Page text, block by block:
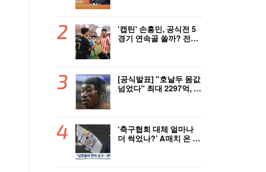
와 법정 공방 나선다
'캡틴' 손흥민, 공식전 5
경기 연속골 쏠까? 전반
1 전반 종료
[공식발표] "호날두 몸값
넘었다" 최대 2297억, 초
다..."구단 역사상 가장
비싼 영입"
‘축구협회 대체 얼마나
더 썩었나?’ A매치 온 외
않겠나?”